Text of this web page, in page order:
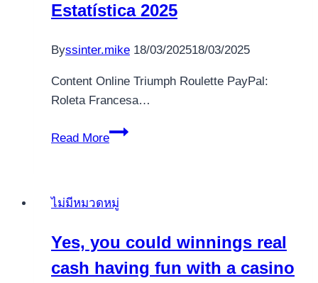
Estatística 2025
Byssinter.mike 18/03/202518/03/2025
Content Online Triumph Roulette PayPal:
Roleta Francesa…
Read More
5
Roulette
atual
Instant
ไม่มีหมวดหมู่
Yes, you could winnings real
cash having fun with a casino